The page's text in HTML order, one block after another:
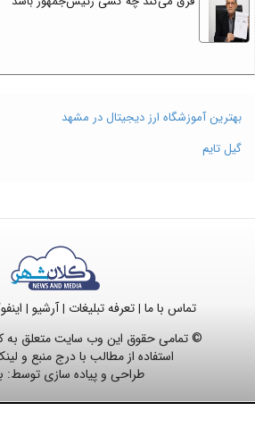
بهترین آموزشگاه ارز دیجیتال در مشهد
گیل تایم
تماس با ما |تعرفه تبلیغات |آرشیو |
© تمامی حقوق این وب سایت متعلق به
استفاده از مطالب با درج منبع و
طراحی و پیاده سازی توسط: